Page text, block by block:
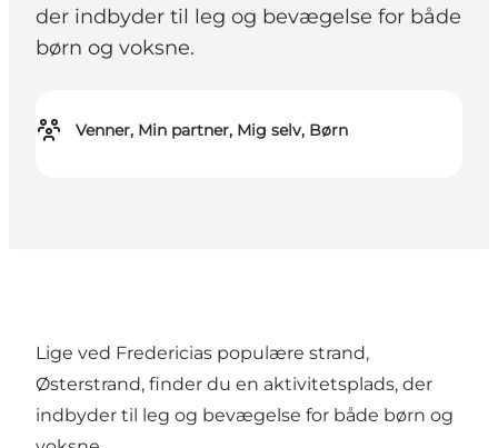
der indbyder til leg og bevægelse for både
børn og voksne.
Venner, Min partner, Mig selv, Børn
Lige ved Fredericias populære strand,
Østerstrand, finder du en aktivitetsplads, der
indbyder til leg og bevægelse for både børn og